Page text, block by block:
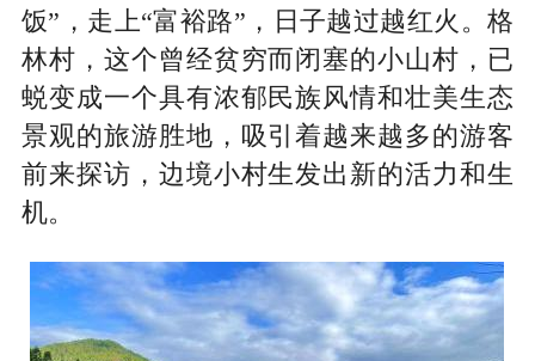
饭”，走上“富裕路”，日子越过越红火。格
林村，这个曾经贫穷而闭塞的小山村，已
蜕变成一个具有浓郁民族风情和壮美生态
景观的旅游胜地，吸引着越来越多的游客
前来探访，边境小村生发出新的活力和生
机。